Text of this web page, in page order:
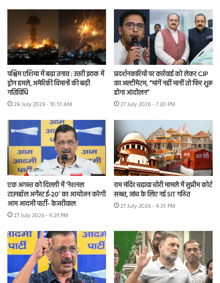
पश्चिम एशिया में बढ़ा तनाव : उत्तरी इराक में
ड्रोन हमले, अमेरिकी विमानों की बढ़ी
गतिविधि
28 July 2026 - 10:51 AM
प्रदर्शनकारियों पर कार्रवाई को लेकर CJP
का अल्टीमेटम, “मांगें नहीं मानीं तो फिर शुरू
होगा आंदोलन”
27 July 2026 - 7:20 PM
एक अगस्त को दिल्ली में ‘नेशनल
टाउनहॉल अगेंस्ट ई-20’ का आयोजन करेगी
आम आदमी पार्टी- केजरीवाल
27 July 2026 - 6:29 PM
राम मंदिर चढ़ावा चोरी मामले में सुप्रीम कोर्ट
सख्त, जांच के लिए नई SIT गठित
27 July 2026 - 4:35 PM